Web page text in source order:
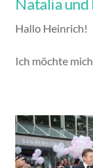
Natalia und
Hallo Heinrich!
Ich möchte
Gallery